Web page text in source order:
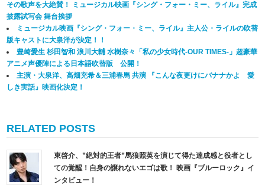
その歌声を大絶賛！ ミュージカル映画『シング・フォー・ミー、ライル』完成
披露試写会 舞台挨拶
ミュージカル映画『シング・フォー・ミー、ライル』主人公・ライルの吹替
版キャストに大泉洋が決定！！
豊崎愛生 杉田智和 浪川⼤輔 水樹奈々「私の少⼥時代-OUR TIMES-」超豪華
アニメ声優陣による日本語吹替版 公開！
主演・大泉洋、高畑充希＆三浦春馬 共演 『こんな夜更けにバナナかよ 愛
しき実話』映画化決定！
RELATED POSTS
東啓介、”絶対的王者”馬狼照英を演じて得た達成感と役者とし
ての覚醒！自身の譲れないエゴは歌！ 映画『ブルーロック』イ
ンタビュー！